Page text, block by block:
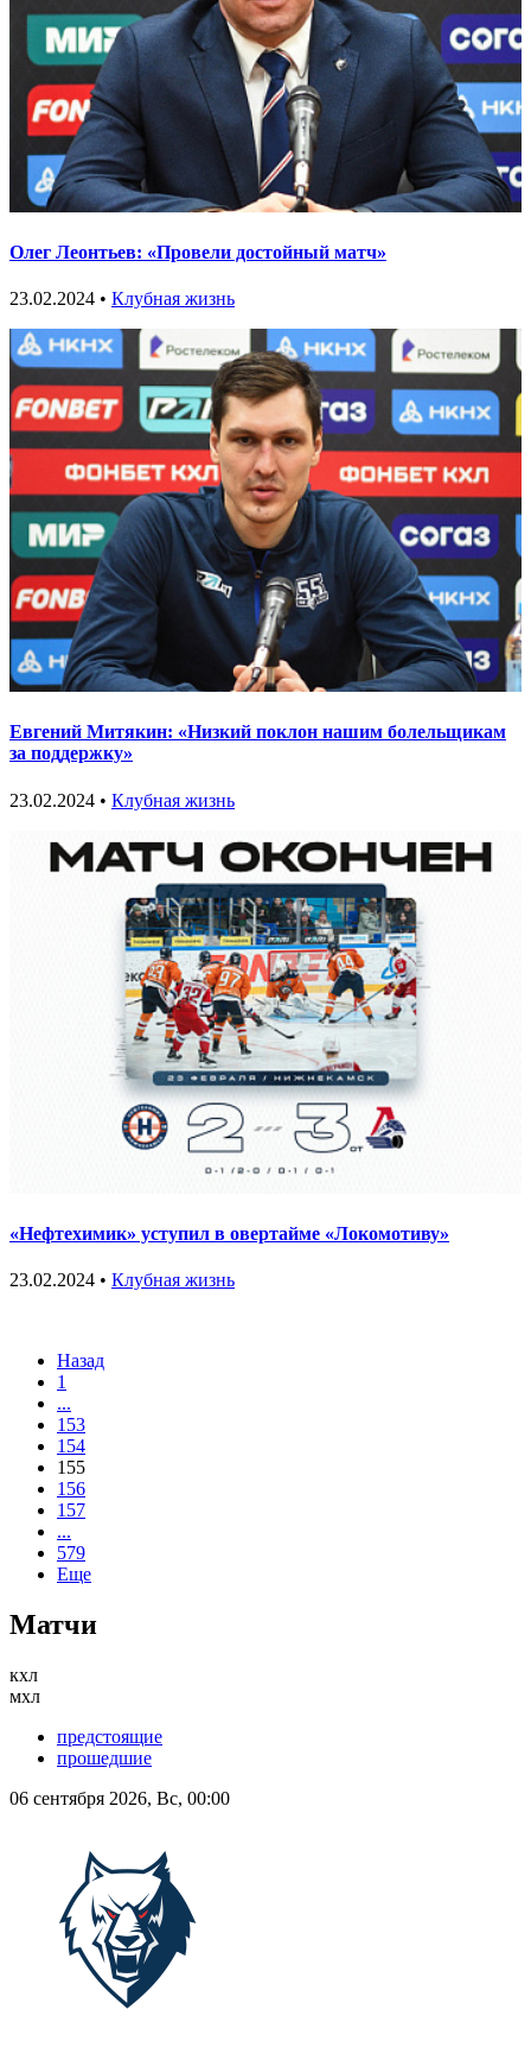
Олег Леонтьев: «Провели достойный матч»
23.02.2024 • Клубная жизнь
Евгений Митякин: «Низкий поклон нашим болельщикам
за поддержку»
23.02.2024 • Клубная жизнь
«Нефтехимик» уступил в овертайме «Локомотиву»
23.02.2024 • Клубная жизнь
Назад
1
...
153
154
155
156
157
...
579
Еще
Матчи
кхл
мхл
предстоящие
прошедшие
06 сентября 2026, Вс, 00:00